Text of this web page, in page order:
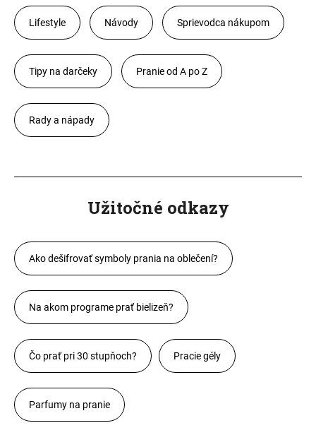
Lifestyle Návody Sprievodca nákupom
Tipy na darčeky Pranie od A po Z
Rady a nápady
Užitočné odkazy
Ako dešifrovať symboly prania na oblečení?
Na akom programe prať bielizeň?
Čo prať pri 30 stupňoch? Pracie gély
Parfumy na pranie